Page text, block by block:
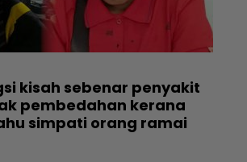
kisah sebenar penyakit
pembedahan kerana
simpati orang ramai